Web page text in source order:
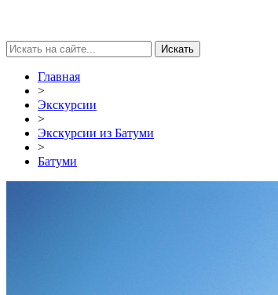
Главная
>
Экскурсии
>
Экскурсии из Батуми
>
Батуми